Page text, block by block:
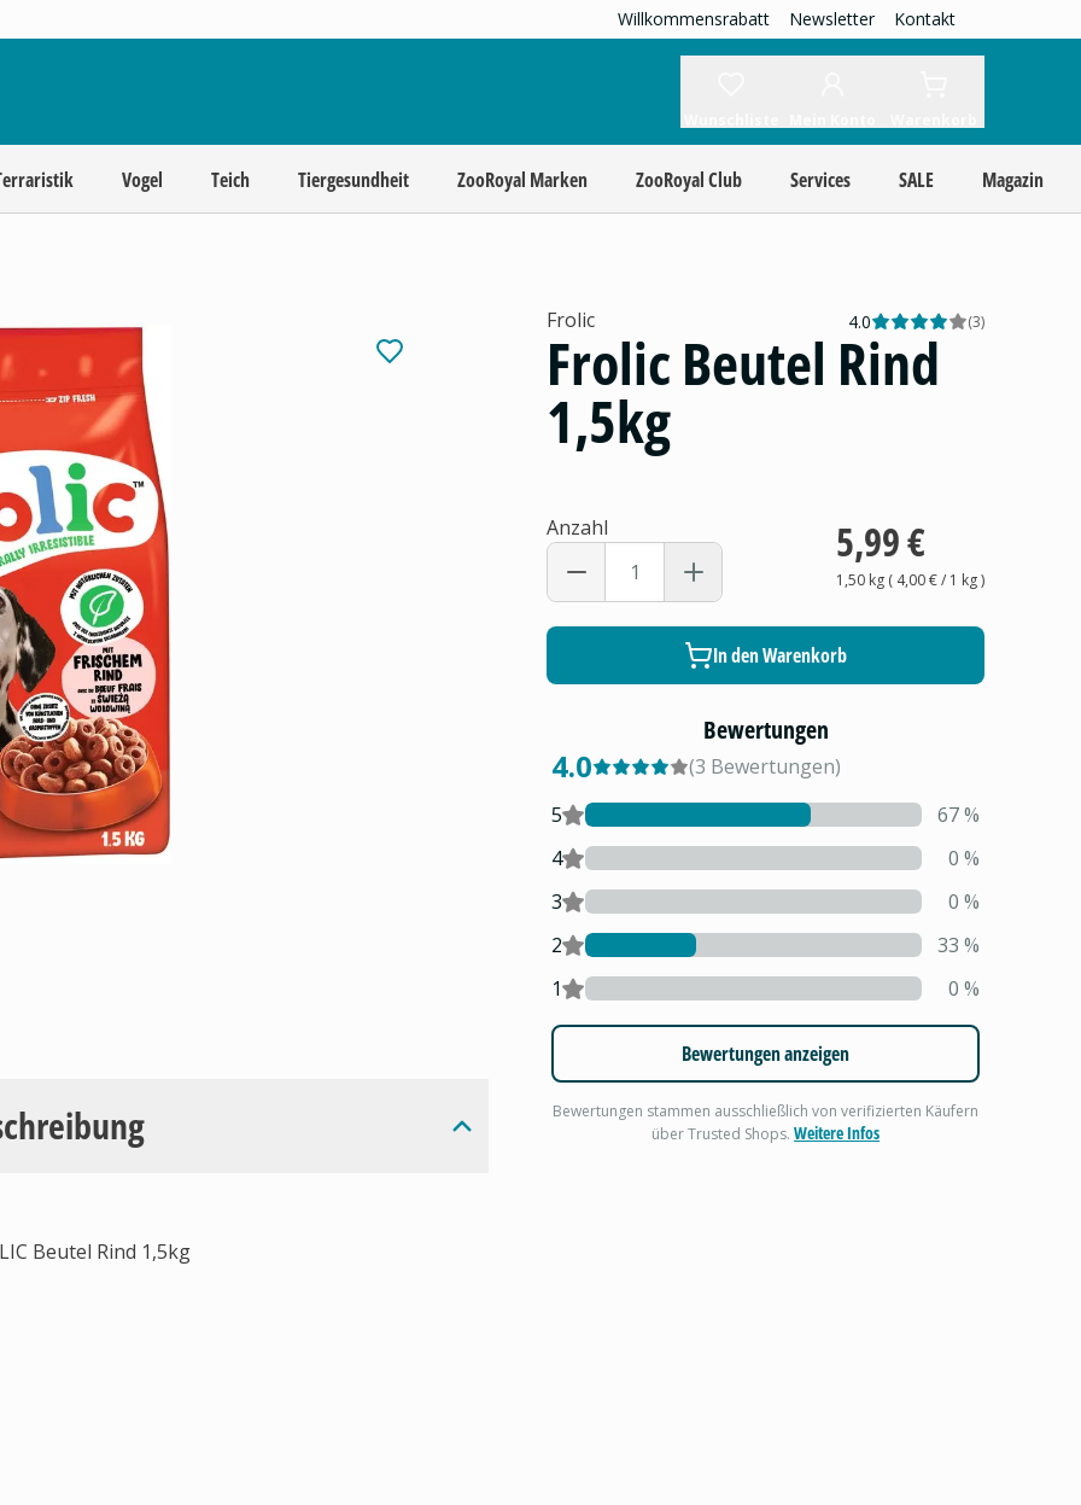
Willkommensrabatt Newsletter Kontakt
Vogel Teich Tiergesundheit ZooRoyal Marken ZooRoyal Club Services SALE Magazin
Beutel Rind 1,5kg
Frolic 4.0 (3)
Frolic Beutel Rind
1,5kg
Anzahl 5,99 €
1,50 kg( 4,00 €/ 1 kg)
In den Warenkorb
Bewertungen
4.0 (3 Bewertungen)
5
67%
4
0 %
3
0 %
2
33 %
1
0 %
Bewertungen anzeigen
Bewertungen stammen ausschließlich von verifizierten Käufern
über Trusted Shops.Weitere Infos